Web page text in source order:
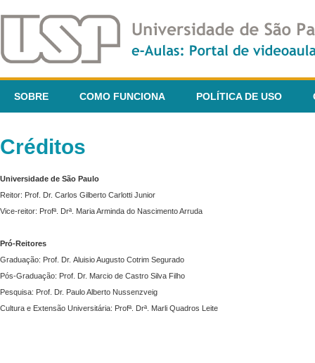
SOBRE COMO FUNCIONA POLÍTICA DE USO
Créditos
Universidade de São Paulo
Reitor: Prof. Dr. Carlos Gilberto Carlotti Junior
Vice-reitor: Profª. Drª. Maria Arminda do Nascimento Arruda
Pró-Reitores
Graduação: Prof. Dr. Aluisio Augusto Cotrim Segurado
Pós-Graduação: Prof. Dr. Marcio de Castro Silva Filho
Pesquisa: Prof. Dr. Paulo Alberto Nussenzveig
Cultura e Extensão Universitária: Profª. Drª. Marli Quadros Leite